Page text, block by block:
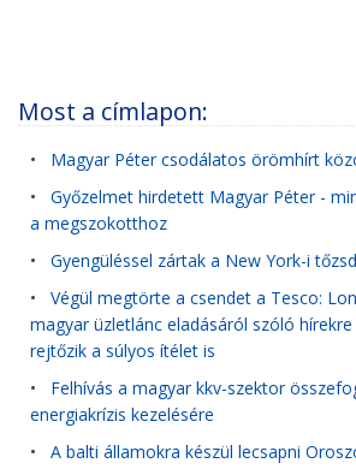
Most a címlapon:
• Magyar Péter csodálatos örömhírt
• Győzelmet hirdetett Magyar Péter -
a megszokotthoz
• Gyengüléssel zártak a New York-i
• Végül megtörte a csendet a Tesco:
magyar üzletlánc eladásáról szóló
rejtőzik a súlyos ítélet is
• Felhívás a magyar kkv-szektor
energiakrízis kezelésére
• A balti államokra készül lecsapni